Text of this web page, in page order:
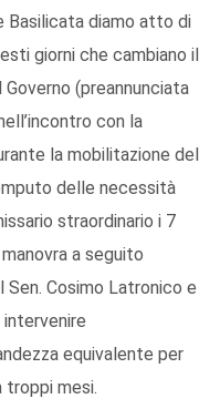
Basilicata diamo atto di
giorni che cambiano il
(preannunciata
con la
la mobilitazione del
delle necessità
straordinario i 7
a seguito
Cosimo Latronico e
equivalente per
troppi mesi.